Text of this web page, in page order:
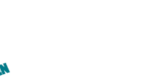
und vorsichtig. Sie
verbinden die Kunstwerke
Metz, Nelly Sautter